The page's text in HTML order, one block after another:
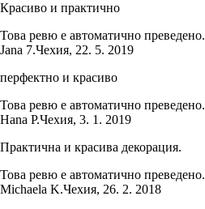
Красиво и практично
Това ревю е автоматично преведено.
Jana 7.Чехия, 22. 5. 2019
перфектно и красиво
Това ревю е автоматично преведено.
Hana P.Чехия, 3. 1. 2019
Практична и красива декорация.
Това ревю е автоматично преведено.
Michaela K.Чехия, 26. 2. 2018